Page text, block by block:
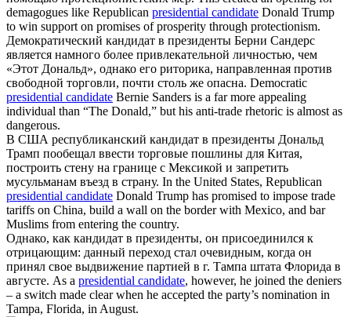
demagogues like Republican presidential candidate Donald Trump
to win support on promises of prosperity through protectionism.
Демократический кандидат в президенты Берни Сандерс
является намного более привлекательной личностью, чем
«Этот Дональд», однако его риторика, направленная против
свободной торговли, почти столь же опасна. Democratic
presidential candidate Bernie Sanders is a far more appealing
individual than “The Donald,” but his anti-trade rhetoric is almost as
dangerous.
В США республиканский кандидат в президенты Дональд
Трамп пообещал ввести торговые пошлины для Китая,
построить стену на границе с Мексикой и запретить
мусульманам въезд в страну. In the United States, Republican
presidential candidate Donald Trump has promised to impose trade
tariffs on China, build a wall on the border with Mexico, and bar
Muslims from entering the country.
Однако, как кандидат в президенты, он присоединился к
отрицающим: данный переход стал очевидным, когда он
принял свое выдвижение партией в г. Тампа штата Флорида в
августе. As a presidential candidate, however, he joined the deniers
– a switch made clear when he accepted the party’s nomination in
Tampa, Florida, in August.